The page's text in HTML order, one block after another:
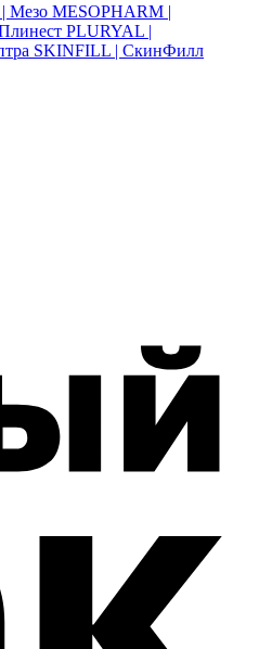
Мезо MESOPHARM |
PLURYAL |
SKINFILL | СкинФилл